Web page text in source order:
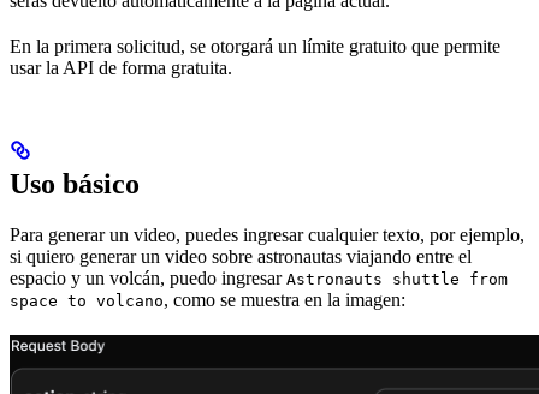
En la primera solicitud, se otorgará un límite gratuito que permite
usar la API de forma gratuita.
Uso básico
Para generar un video, puedes ingresar cualquier texto, por ejemplo,
si quiero generar un video sobre astronautas viajando entre el
espacio y un volcán, puedo ingresar Astronauts shuttle from
space to volcano, como se muestra en la imagen: